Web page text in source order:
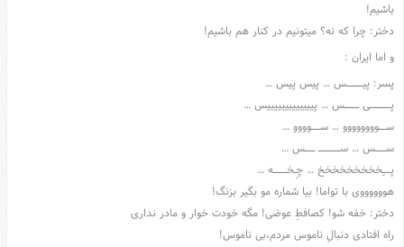
اخبار
پزشکی
تکنولوژی
جوک
زناشویی
سرگرمی
هنر
باشیم!
دختر: چرا که نه؟ میتونیم در کنار هم باشیم!
و اما ایران :
پسر: پیــــــــــــــــــس … پیس پیس …
پـــــــــــــــــــــــی ــــــــــــــــس … پیییییییییییییس …
ســــــــوووووووو … ســــــــــوووو …
ســــــــــــس … ســــــــــــــــــــــــ ـــــــــــس …
پــــــــِـخخخخخخخخخ … چِــخـــــــــــــــه …
هووووووی با تواما! بیا شماره مو بگیر بزنگ!
دختر: خفه شو! کصافطِ عوضی! مگه خودت خوار و مادر نداری
راه افتادی دنبالِ ناموس مردم،بی ناموس!